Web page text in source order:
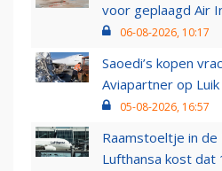
voor geplaagd Air
06-08-2026, 10:17
Saoedi’s kopen
Aviapartner op
05-08-2026, 16:57
Raamstoeltje in de
Lufthansa kost dat